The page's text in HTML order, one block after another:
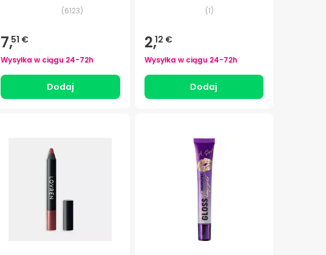
(6123)
7,51 €
Wysyłka w ciągu 24-72h
Dodaj
(1)
2,12 €
Wysyłka w ciągu 24-72h
Dodaj